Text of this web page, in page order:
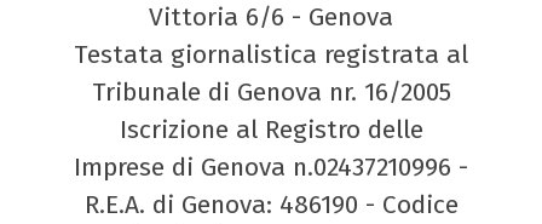
Vittoria 6/6 - Genova
Testata giornalistica registrata al
Tribunale di Genova nr. 16/2005
Iscrizione al Registro delle
Imprese di Genova n.02437210996 -
R.E.A. di Genova: 486190 - Codice